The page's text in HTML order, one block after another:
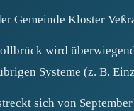
Gemeinde Kloster
wird
Systeme (z. B.
sich von